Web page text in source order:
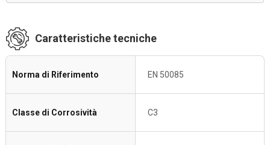
Caratteristiche tecniche
Norma di Riferimento EN 50085
Classe di Corrosività C3